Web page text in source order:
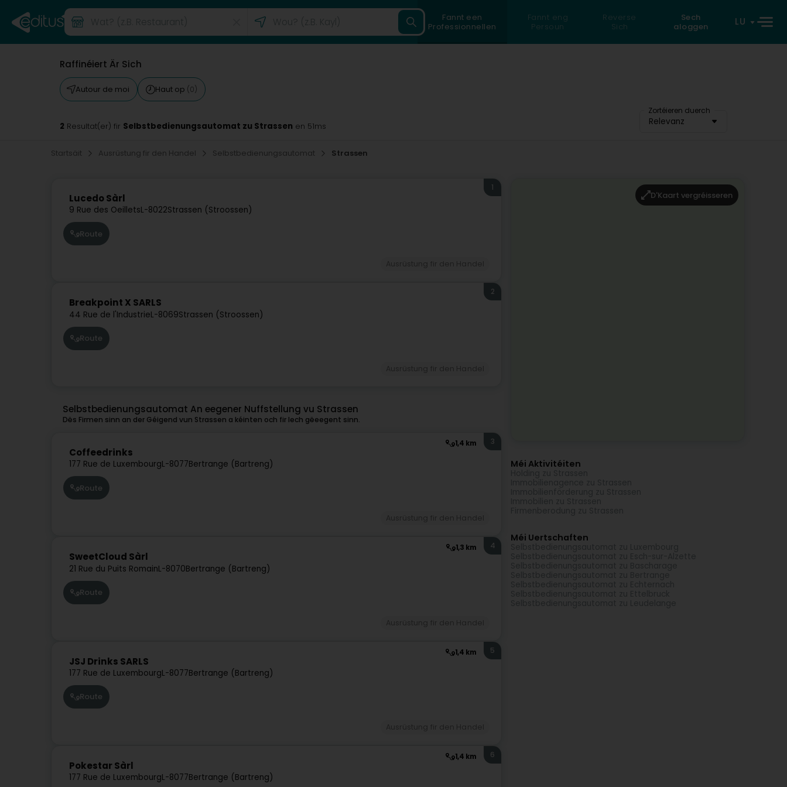
Fannt een
Professionnellen
Fannt eng
Persoun
Reverse
Sich
Sech
aloggen
LU
Raffinéiert Är Sich
Autour de moi Haut op (0)
Zortéieren duerch
Relevanz
2 Resultat(er) fir Selbstbedienungsautomat zu Strassen en 51ms
Startsäit Ausrüstung fir den Handel Selbstbedienungsautomat Strassen
Lucedo Sàrl
9 Rue des OeilletsL-8022Strassen (Stroossen)
1
Route
Breakpoint X SARLS
44 Rue de l'IndustrieL-8069Strassen (Stroossen)
2
Route
Selbstbedienungsautomat An eegener Nuffstellung vu Strassen
Dës Firmen sinn an der Géigend vun Strassen a kéinten och fir Iech gëeegent sinn.
1,4 km
Coffeedrinks
177 Rue de LuxembourgL-8077Bertrange (Bartreng)
3
Route
1,3 km
SweetCloud Sàrl
21 Rue du Puits RomainL-8070Bertrange (Bartreng)
4
Route
1,4 km
JSJ Drinks SARLS
177 Rue de LuxembourgL-8077Bertrange (Bartreng)
5
Route
1,4 km
Pokestar Sàrl
177 Rue de LuxembourgL-8077Bertrange (Bartreng)
6
D'Kaart vergréisseren
Méi Aktivitéiten
Méi Uertschaften